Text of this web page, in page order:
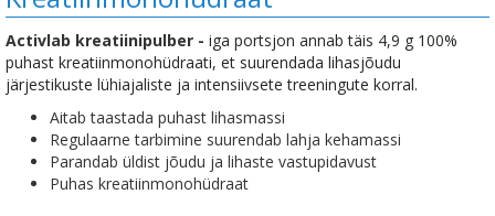
Activlab kreatiinipulber - iga portsjon annab täis 4,9 g 100%
puhast kreatiinmonohüdraati, et suurendada lihasjõudu
järjestikuste lühiajaliste ja intensiivsete treeningute korral.
Aitab taastada puhast lihasmassi
Regulaarne tarbimine suurendab lahja kehamassi
Parandab üldist jõudu ja lihaste vastupidavust
Puhas kreatiinmonohüdraat